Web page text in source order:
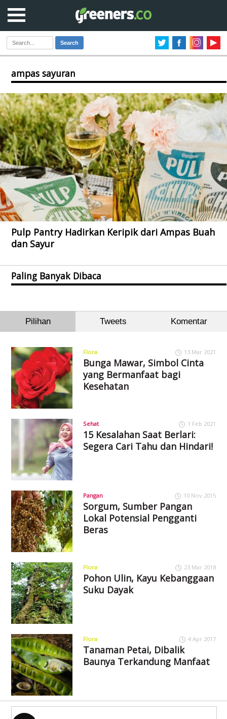
Search
ampas sayuran
Pulp Pantry Hadirkan Keripik dari Ampas Buah
dan Sayur
Paling Banyak Dibaca
Pilihan Tweets Komentar
Flora 13 Mar 2021
Bunga Mawar, Simbol Cinta
yang Bermanfaat bagi
Kesehatan
Sehat 1 Feb 2021
15 Kesalahan Saat Berlari:
Segera Cari Tahu dan Hindari!
Pangan 10 Nov 2015
Sorgum, Sumber Pangan
Lokal Potensial Pengganti
Beras
Flora 23 Mar 2018
Pohon Ulin, Kayu Kebanggaan
Suku Dayak
Flora 4 Apr 2017
Tanaman Petai, Dibalik
Baunya Terkandung Manfaat